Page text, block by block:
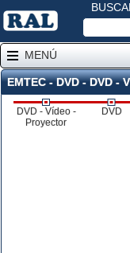
MENÚ
EMTEC - DVD - DVD -
DVD - Vídeo -
Proyector
DVD